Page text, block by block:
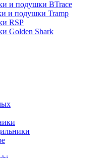
и подушки BTrace
и подушки Tramp
RSP
Golden Shark